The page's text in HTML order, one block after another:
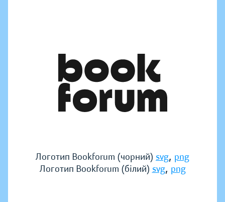
Логотип Bookforum (чорний) svg, png
Логотип Bookforum (білий) svg, png